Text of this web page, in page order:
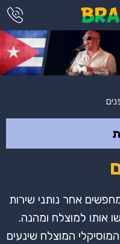
אחר נותני שירות
אותו למוצלח ומהנה.
המוצלח שינעים